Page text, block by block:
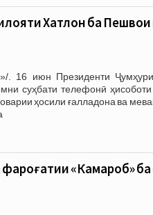
Хатлон ба
16 июн Президенти
суҳбати телефонӣ
ҳосили ғалладона ва
«Камароб»